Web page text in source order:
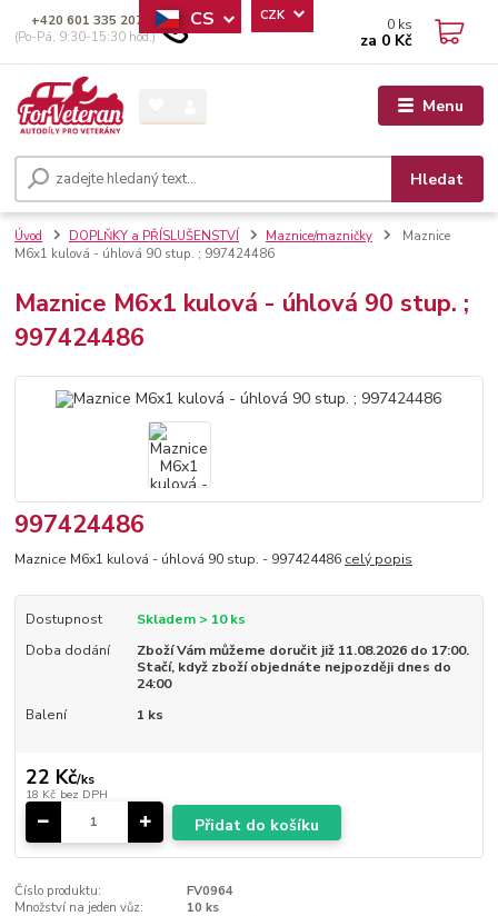
Menu
CS CZK
Hledat
+420 601 335 207
(Po-Pá, 9:30-15:30 hod.)
0 ks
za 0 Kč
Úvod DOPLŇKY a PŘÍSLUŠENSTVÍ Maznice/mazničky
Maznice
M6x1 kulová - úhlová 90 stup. ; 997424486
Maznice M6x1 kulová - úhlová 90 stup. ;
997424486
997424486
Maznice M6x1 kulová - úhlová 90 stup. - 997424486 celý popis
Dostupnost
Skladem > 10 ks
Doba dodání
Zboží Vám můžeme doručit již 11.08.2026 do 17:00.
Stačí, když zboží objednáte nejpozději dnes do
24:00
Balení
1 ks
22 Kč/ks
18 Kč bez DPH
Přidat do košíku
Číslo produktu:
FV0964
Množství na jeden vůz:
10 ks